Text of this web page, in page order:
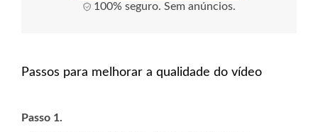
100% seguro. Sem anúncios.
Passos para melhorar a qualidade do vídeo
Passo 1.